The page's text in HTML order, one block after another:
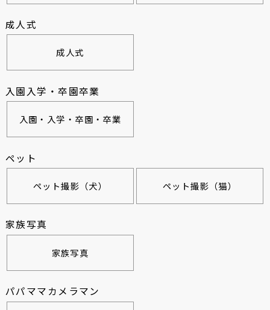
成人式
成人式
入園入学・卒園卒業
入園・入学・卒園・卒業
ペット
ペット撮影（犬） ペット撮影（猫）
家族写真
家族写真
パパママカメラマン